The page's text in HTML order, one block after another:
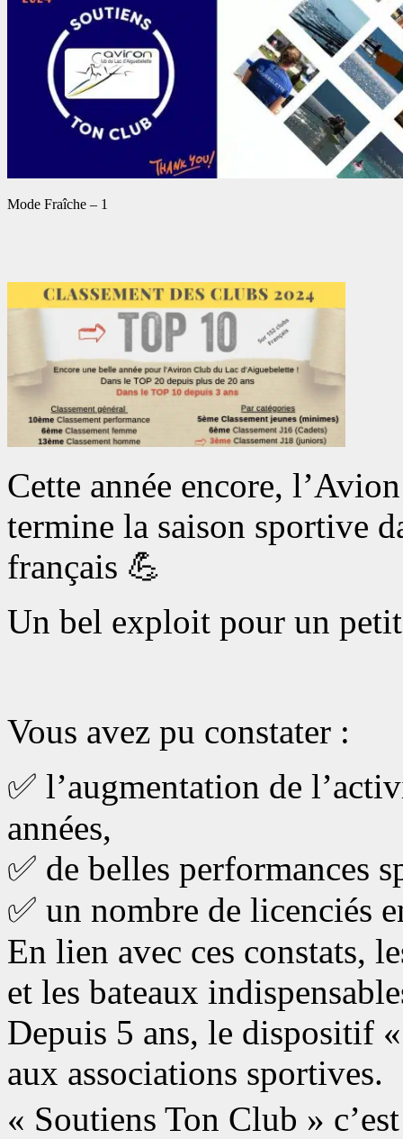
Mode Fraîche – 1
Cette année encore,
termine la saison sportive
français 💪
Un bel exploit pour un
Vous avez pu constater :
✅ l’augmentation de
années,
✅ de belles performances
✅ un nombre de licenciés
En lien avec ces constats,
et les bateaux
Depuis 5 ans, le dispositif
aux associations sportives.
« Soutiens Ton Club »